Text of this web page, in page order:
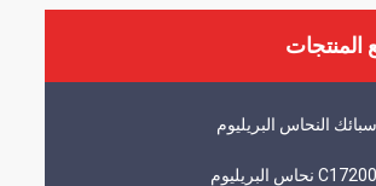
المنتجات
سبائك النحاس البريليوم
C17200 نحاس البريليوم